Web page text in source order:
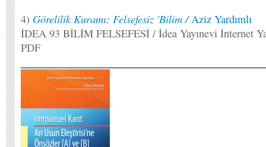
4) Görelilik Kuramı: Felsefesiz 'Bilim /Aziz Yardımlı
İDEA 93 BİLİM FELSEFESİ / İdea Yayınevi İnternet
PDF